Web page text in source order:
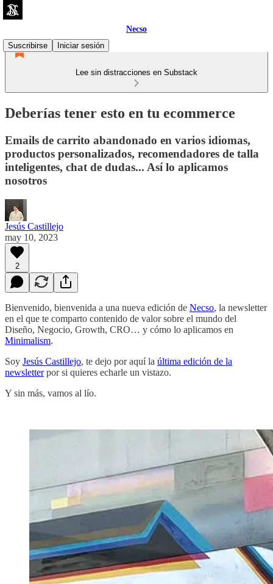
Necso
Suscribirse
Iniciar sesión
Lee sin distracciones en Substack
Deberías tener esto en tu ecommerce
Emails de carrito abandonado en varios idiomas,
productos personalizados, recomendadores de talla
inteligentes, chat de dudas... Así lo aplicamos
nosotros
Jesús Castillejo
may 10, 2023
2
Bienvenido, bienvenida a una nueva edición de Necso, la newsletter
en el que te comparto contenido de valor sobre el mundo del
Diseño, Negocio, Growth, CRO… y cómo lo aplicamos en
Minimalism.
Soy Jesús Castillejo, te dejo por aquí la última edición de la
newsletterpor si quieres echarle un vistazo.
Y sin más, vamos al lío.